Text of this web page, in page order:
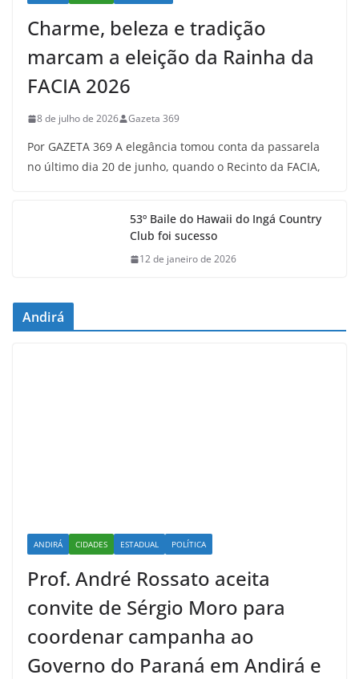
Charme, beleza e tradição
marcam a eleição da Rainha da
FACIA 2026
8 de julho de 2026 Gazeta 369
Por GAZETA 369 A elegância tomou conta da passarela
no último dia 20 de junho, quando o Recinto da FACIA,
53º Baile do Hawaii do Ingá Country
Club foi sucesso
12 de janeiro de 2026
Andirá
ANDIRÁ CIDADES ESTADUAL POLÍTICA
Prof. André Rossato aceita
convite de Sérgio Moro para
coordenar campanha ao
Governo do Paraná em Andirá e